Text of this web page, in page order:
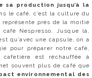
sa production jusqu’à la
le café, c’est la culture du
près de la moitié
Nespresso. Jusque là,
qu’avec une capsule, on a
pour préparer notre café,
est réchauffée à
souvent plus de café que
environnemental des